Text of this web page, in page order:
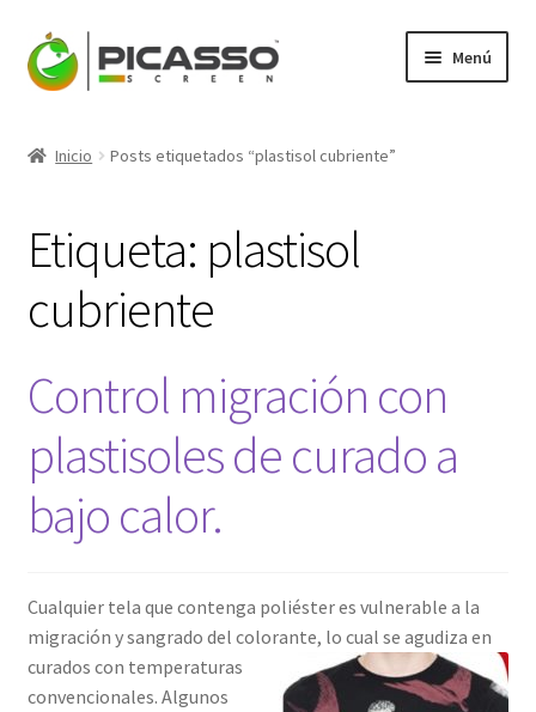
Ir
a
Ir
al
Menú
Mi Cuenta
Blog
Contacto
Inicio Posts etiquetados “plastisol cubriente”
Etiqueta: plastisol
cubriente
Control migración con
plastisoles de curado a
bajo calor.
Cualquier tela que contenga poliéster es vulnerable a la
migración y sangrado del colorante, lo cual se agudiza en
curados con temperaturas
convencionales. Algunos